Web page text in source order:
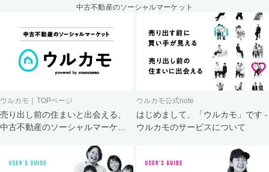
中古不動産のソーシャルマーケット
ウルカモ｜TOPページ
売り出し前の住まいと出会える、
中古不動産のソーシャルマーケッ
ウルカモ公式note
はじめまして、「ウルカモ」です -
ウルカモのサービスについて